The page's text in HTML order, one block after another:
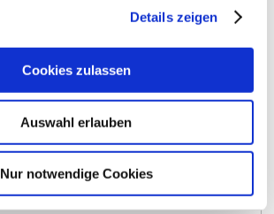
Details zeigen
Cookies zulassen
Auswahl erlauben
Nur notwendige Cookies
von 09:00 bis 23:00 Uhr
von 09:00 bis 23:00 Uhr
von 09:00 bis 23:00 Uhr